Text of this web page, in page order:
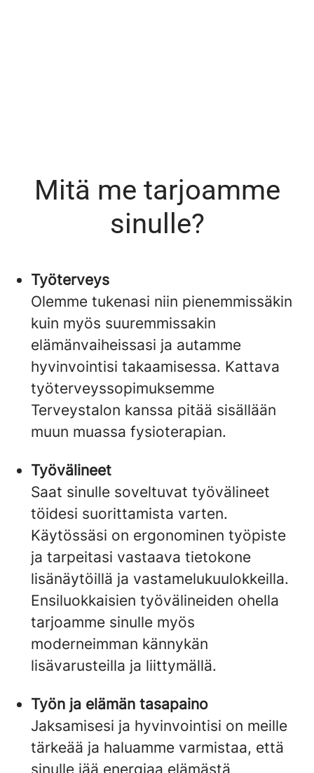
Mitä me tarjoamme
sinulle?
Työterveys
Olemme tukenasi niin pienemmissäkin
kuin myös suuremmissakin
elämänvaiheissasi ja autamme
hyvinvointisi takaamisessa. Kattava
työterveyssopimuksemme
Terveystalon kanssa pitää sisällään
muun muassa fysioterapian.
Työvälineet
Saat sinulle soveltuvat työvälineet
töidesi suorittamista varten.
Käytössäsi on ergonominen työpiste
ja tarpeitasi vastaava tietokone
lisänäytöillä ja vastamelukuulokkeilla.
Ensiluokkaisien työvälineiden ohella
tarjoamme sinulle myös
moderneimman kännykän
lisävarusteilla ja liittymällä.
Työn ja elämän tasapaino
Jaksamisesi ja hyvinvointisi on meille
tärkeää ja haluamme varmistaa, että
sinulle jää energiaa elämästä